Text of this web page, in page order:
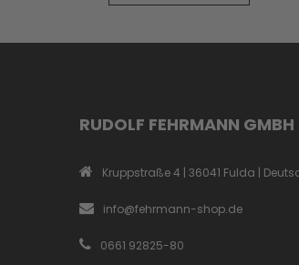
RUDOLF FEHRMANN
Kruppstraße 4 | 36041 Fulda |
info@fehrmann-shop.de
0661 92825-80